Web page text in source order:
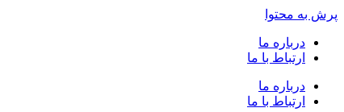
پرش به محتوا
درباره ما
ارتباط با ما
درباره ما
ارتباط با ما